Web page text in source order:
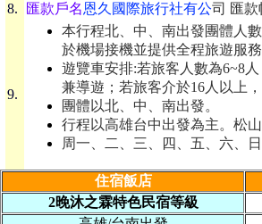
8.
匯款戶名恩久國際旅行社有公司 匯款
9.
本行程北、中、南出發團體人
於機場接機並提供全程旅遊服務
遊覽車安排:若旅客人數為6~8
兼導遊；若旅客介於16人以上
團體以北、中、南出發。
行程以高雄台中出發為主。松山
周一、二、三、四、五、六、
住宿飯店
2晚沐之霖特色民宿等級